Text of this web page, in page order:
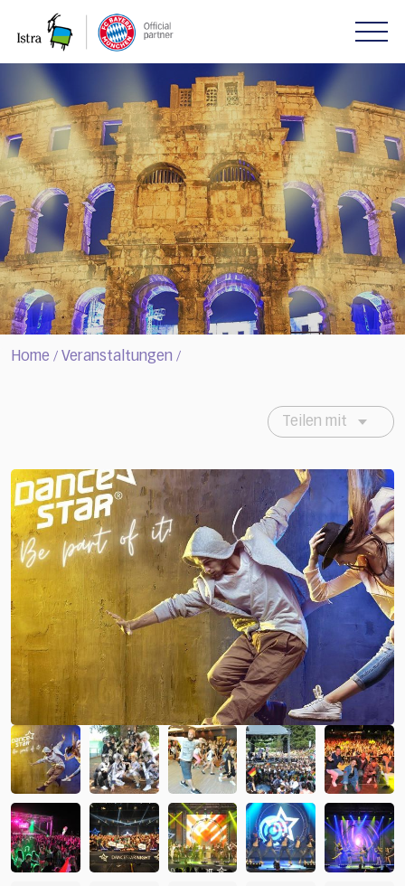
note:
website
includes
an
accessibility
system.
Home / Veranstaltungen /
Teilen mit